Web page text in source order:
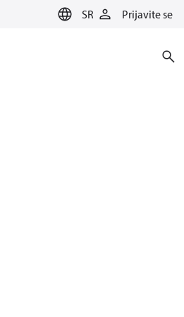
SR Prijavite se